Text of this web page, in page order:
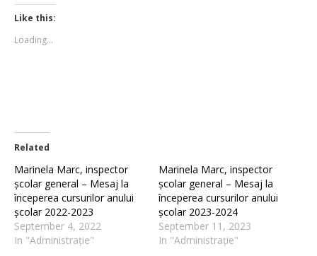
Twitter
(Opens
in
window)
Like this:
Loading...
Related
Marinela Marc, inspector
școlar general – Mesaj la
începerea cursurilor anului
școlar 2022-2023
September 4, 2022
In "Administrație"
Marinela Marc, inspector
școlar general – Mesaj la
începerea cursurilor anului
școlar 2023-2024
September 11, 2023
In "Administrație"